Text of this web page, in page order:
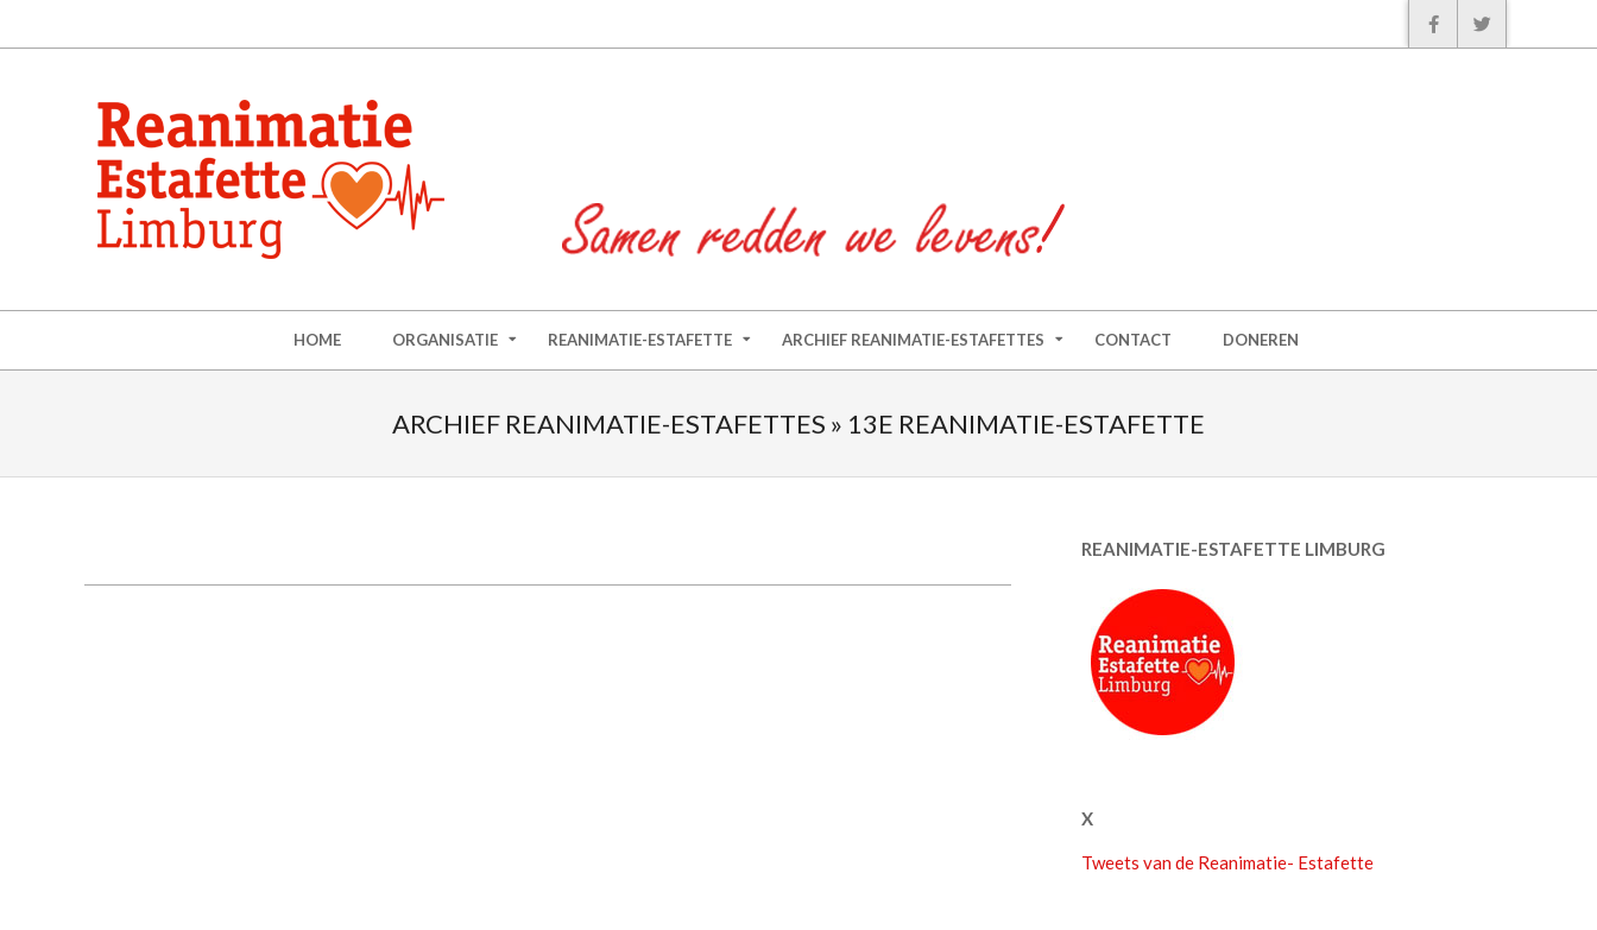
HOME ORGANISATIE REANIMATIE-ESTAFETTE ARCHIEF REANIMATIE-ESTAFETTES CONTACT DONEREN
ARCHIEF REANIMATIE-ESTAFETTES » 13E REANIMATIE-ESTAFETTE
REANIMATIE-ESTAFETTE LIMBURG
X
Tweets van de Reanimatie- Estafette